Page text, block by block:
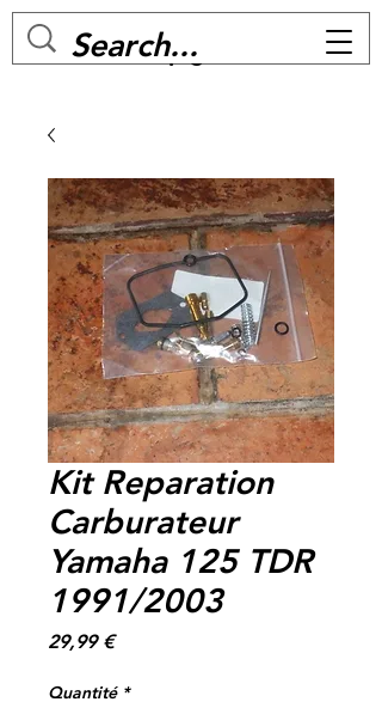
MC BIKE Perpignan
Kit Reparation
Carburateur
Yamaha 125 TDR
1991/2003
29,99 €Prix
Quantité *